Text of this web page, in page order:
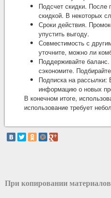
Подсчет скидки. После
скидкой. В некоторых
Сроки действия.
упустить выгоду.
Совместимость с
уточните, можно ли
Поддерживайте
сэкономите.
Подписка на рассылки:
информацию о новых
В конечном итоге,
использование требует
При копировании